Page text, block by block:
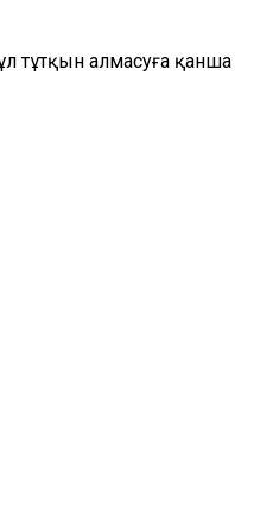
тұтқын алмасуға қанша